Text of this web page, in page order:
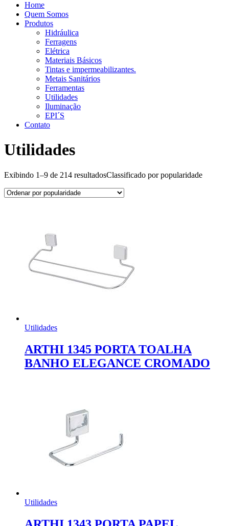
Home
Quem Somos
Produtos
Hidráulica
Ferragens
Elétrica
Materiais Básicos
Tintas e impermeabilizantes.
Metais Sanitários
Ferramentas
Utilidades
Iluminação
EPI´S
Contato
Utilidades
Exibindo 1–9 de 214 resultadosClassificado por popularidade
Utilidades
ARTHI 1345 PORTA TOALHA
BANHO ELEGANCE CROMADO
Utilidades